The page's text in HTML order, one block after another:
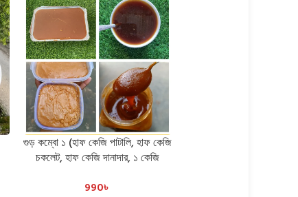
ADD TO CART
গুড় কম্বো ১ (হাফ কেজি পাটালি, হাফ কেজি
চকলেট, হাফ কেজি দানাদার, ১ কেজি
990৳